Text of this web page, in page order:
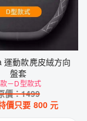
運動款麂皮絨方向
盤套
－D型款式
價：1499
價只要 800 元